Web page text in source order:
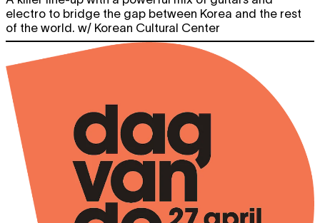
electro to bridge the gap between Korea and the rest
of the world. w/ Korean Cultural Center